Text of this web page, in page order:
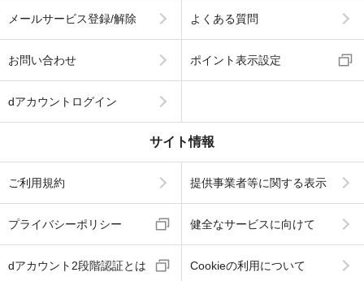
メールサービス登録/解除 よくある質問
お問い合わせ ポイント表示設定
dアカウントログイン
サイト情報
ご利用規約 提供事業者等に関する表示
プライバシーポリシー 健全なサービスに向けて
dアカウント2段階認証とは Cookieの利用について